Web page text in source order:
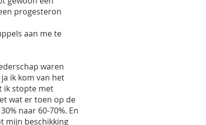
progesteron
aan me te
waren
ik kom van het
ik stopte met
wat er toen op de
naar 60-70%. En
mijn beschikking